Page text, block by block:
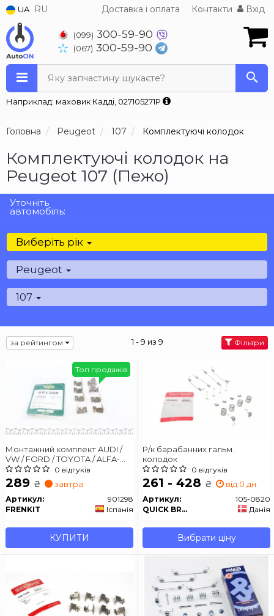
UA RU Доставка і оплата Контакти Вхід
(099) 300-59-90
(067) 300-59-90
Яку запчастину шукаєте?
Наприклад: маховик Кадді, 027105271P
Головна Peugeot 107 Комплектуючі колодок
Комплектуючі колодок на
Peugeot 107 (Пежо)
Уточніть
автомобіль:
Виберіть рік
Peugeot
107
за рейтингом 1 - 9 из 9 Фільтри
Монтажний комплект AUDI /
VW / FORD / TOYOTA / ALFA-
ROMEO 00 -0 відгуків
289 ₴ завтра
Артикул:
901298
FRENKIT
Іспанія
КУПИТИ
Топ продажів
Р/к барабанних гальм.
колодок
0 відгуків
261 - 428 ₴ від 0 дн.
Артикул:
105-0820
QUICK BRAKE
Данія
Вибрати ціну